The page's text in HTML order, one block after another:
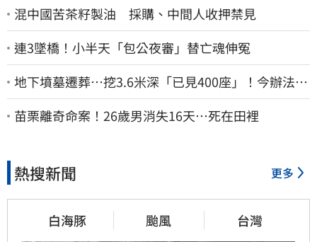
混中國苦茶籽製油 採購、中間人收押禁見
連3墜橋！小半天「包公夜審」替亡魂伸冤
地下墳墓遷葬…挖3.6米深「已見400座」！今辦法會
安撫祖先
苗栗離奇命案！26歲男消失16天…死在田裡
熱搜新聞 更多
白海豚 颱風 台灣